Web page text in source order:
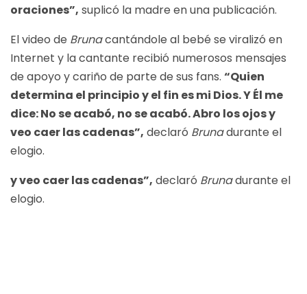
oraciones”, suplicó la madre en una publicación.
El video de Brunacantándole al bebé se viralizó en
Internet y la cantante recibió numerosos mensajes
de apoyo y cariño de parte de sus fans. “Quien
determina el principio y el fin es mi Dios. Y Él me
dice: No se acabó, no se acabó. Abro los ojos y
veo caer las cadenas”, declaró Brunadurante el
elogio.
y veo caer las cadenas”, declaró Brunadurante el
elogio.